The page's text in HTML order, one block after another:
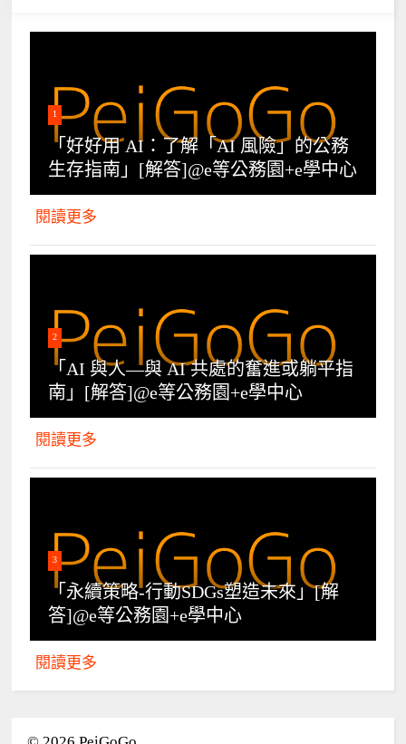
1
「好好用 AI：了解「AI 風險」的公務
生存指南」[解答]@e等公務園+e學中心
閱讀更多
2
「AI 與人—與 AI 共處的奮進或躺平指
南」[解答]@e等公務園+e學中心
閱讀更多
3
「永續策略-行動SDGs塑造未來」[解
答]@e等公務園+e學中心
閱讀更多